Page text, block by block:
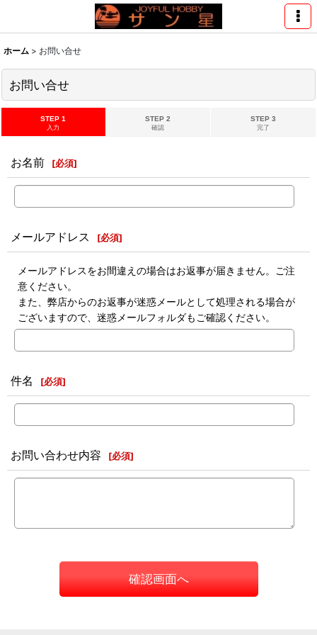
ホーム > お問い合せ
お問い合せ
STEP 1
入力
STEP 2
確認
STEP 3
完了
お名前 [必須]
メールアドレス [必須]
メールアドレスをお間違えの場合はお返事が届きません。ご注
意ください。
また、弊店からのお返事が迷惑メールとして処理される場合が
ございますので、迷惑メールフォルダもご確認ください。
件名 [必須]
お問い合わせ内容 [必須]
確認画面へ